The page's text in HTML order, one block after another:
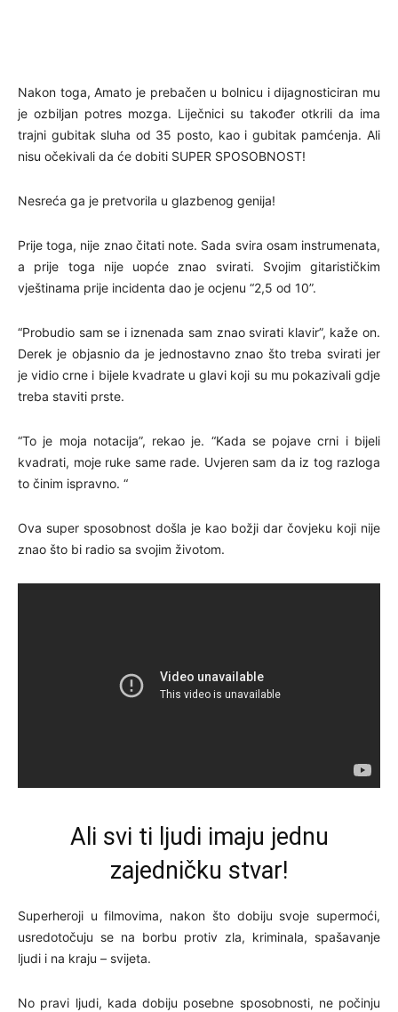
Nakon toga, Amato je prebačen u bolnicu i dijagnosticiran mu
je ozbiljan potres mozga. Liječnici su također otkrili da ima
trajni gubitak sluha od 35 posto, kao i gubitak pamćenja. Ali
nisu očekivali da će dobiti SUPER SPOSOBNOST!
Nesreća ga je pretvorila u glazbenog genija!
Prije toga, nije znao čitati note. Sada svira osam instrumenata,
a prije toga nije uopće znao svirati. Svojim gitarističkim
vještinama prije incidenta dao je ocjenu “2,5 od 10”.
“Probudio sam se i iznenada sam znao svirati klavir”, kaže on.
Derek je objasnio da je jednostavno znao što treba svirati jer
je vidio crne i bijele kvadrate u glavi koji su mu pokazivali gdje
treba staviti prste.
“To je moja notacija”, rekao je. “Kada se pojave crni i bijeli
kvadrati, moje ruke same rade. Uvjeren sam da iz tog razloga
to činim ispravno. “
Ova super sposobnost došla je kao božji dar čovjeku koji nije
znao što bi radio sa svojim životom.
Ali svi ti ljudi imaju jednu
zajedničku stvar!
Superheroji u filmovima, nakon što dobiju svoje supermoći,
usredotočuju se na borbu protiv zla, kriminala, spašavanje
ljudi i na kraju – svijeta.
No pravi ljudi, kada dobiju posebne sposobnosti, ne počinju